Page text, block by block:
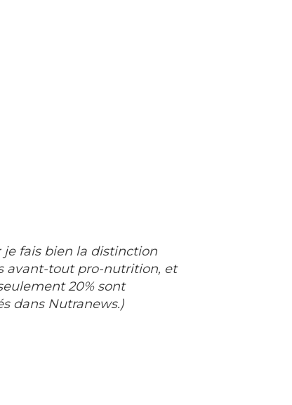
fais bien la distinction
avant-tout pro-nutrition, et
20% sont
dans Nutranews.)